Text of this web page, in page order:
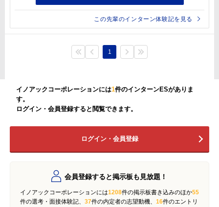
この先輩のインターン体験記を見る
1
イノアックコーポレーションには1件のインターンESがありま
す。
ログイン・会員登録すると閲覧できます。
ログイン・会員登録
会員登録すると掲示板も見放題！
イノアックコーポレーションには1208件の掲示板書き込みのほか55
件の選考・面接体験記、 37件の内定者の志望動機、 16件のエントリ